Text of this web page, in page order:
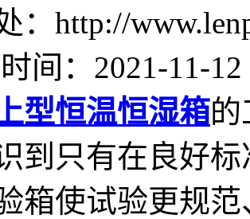
：http://
间：2021-11-12
型恒温恒湿箱
到只有在良好
箱使试验更规